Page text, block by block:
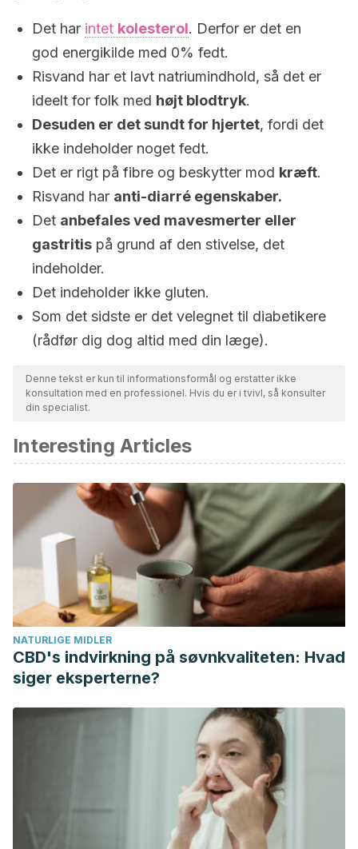
Det har intet kolesterol. Derfor er det en
god energikilde med 0% fedt.
Risvand har et lavt natriumindhold, så det er
ideelt for folk med højt blodtryk.
Desuden er det sundt for hjertet, fordi det
ikke indeholder noget fedt.
Det er rigt på fibre og beskytter mod kræft.
Risvand har anti-diarré egenskaber.
Det anbefales ved mavesmerter eller
gastritis på grund af den stivelse, det
indeholder.
Det indeholder ikke gluten.
Som det sidste er det velegnet til diabetikere
(rådfør dig dog altid med din læge).
Denne tekst er kun til informationsformål og erstatter ikke
konsultation med en professionel. Hvis du er i tvivl, så konsulter
din specialist.
Interesting Articles
NATURLIGE MIDLER
CBD's indvirkning på søvnkvaliteten: Hvad
siger eksperterne?